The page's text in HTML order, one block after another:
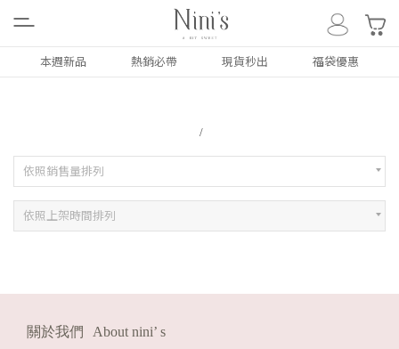
0
本週新品 熱銷必帶 現貨秒出 福袋優惠
上衣TOP
洋裝/套裝DRESS
依照銷售量排列
依照上架時間排列
關於我們 About nini’ s